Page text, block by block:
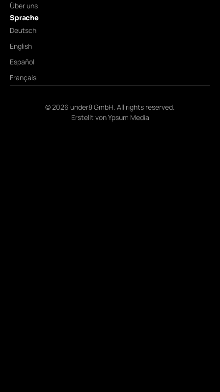
Über uns
Sprache
Deutsch
English
Español
Français
©2026 under8 GmbH. All rights reserved.
Erstellt vonYpsum Media